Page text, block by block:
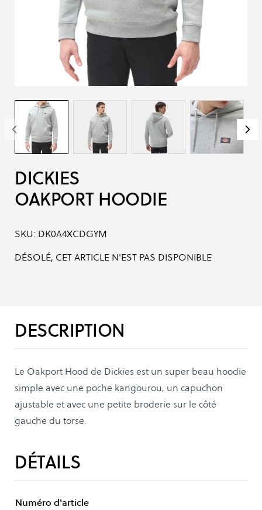
DICKIES
OAKPORT HOODIE
SKU: DK0A4XCDGYM
DÉSOLÉ, CET ARTICLE N'EST PAS DISPONIBLE
DESCRIPTION
Le Oakport Hood de Dickies est un super beau hoodie
simple avec une poche kangourou, un capuchon
ajustable et avec une petite broderie sur le côté
gauche du torse.
DÉTAILS
Numéro d'article